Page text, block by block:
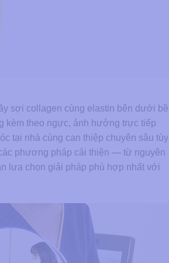
sợi collagen cùng elastin bên dưới bề
kèm theo ngực, ảnh hưởng trực tiếp
tại nhà cùng can thiệp chuyên sâu tùy
phương pháp cải thiện — từ nguyên
lựa chọn giải pháp phù hợp nhất với